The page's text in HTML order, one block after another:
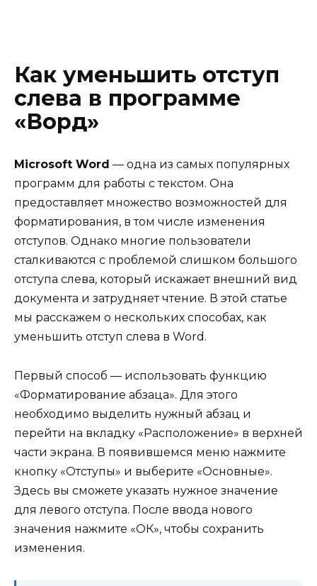
Как уменьшить отступ
слева в программе
«Ворд»
Microsoft Word — одна из самых популярных
программ для работы с текстом. Она
предоставляет множество возможностей для
форматирования, в том числе изменения
отступов. Однако многие пользователи
сталкиваются с проблемой слишком большого
отступа слева, который искажает внешний вид
документа и затрудняет чтение. В этой статье
мы расскажем о нескольких способах, как
уменьшить отступ слева в Word.
Первый способ — использовать функцию
«Форматирование абзаца». Для этого
необходимо выделить нужный абзац и
перейти на вкладку «Расположение» в верхней
части экрана. В появившемся меню нажмите
кнопку «Отступы» и выберите «Основные».
Здесь вы сможете указать нужное значение
для левого отступа. После ввода нового
значения нажмите «ОК», чтобы сохранить
изменения.